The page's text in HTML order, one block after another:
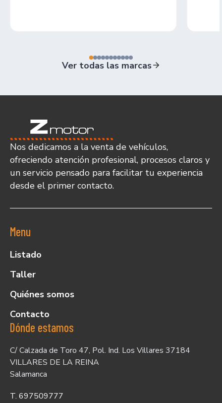
Ver todas las marcas
Nos dedicamos a la venta de vehículos,
ofreciendo atención profesional, procesos claros y
un servicio pensado para facilitar tu experiencia
desde el primer contacto.
Menu
Listado
Taller
Quiénes somos
Contacto
Dónde estamos
C/ Calzada de Toro 47, Pol. Ind. Los Villares 37184
VILLARES DE LA REINA
Salamanca
T. 697509777